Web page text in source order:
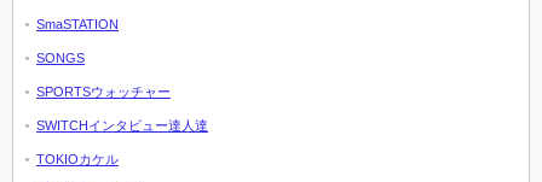
SmaSTATION
SONGS
SPORTSウォッチャー
SWITCHインタビュー達人達
TOKIOカケル